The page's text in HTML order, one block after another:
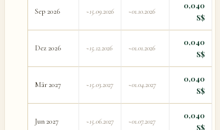
Sep 2026 ~15.09.2026 ~01.10.2026
0,040
S$
Dez 2026 ~15.12.2026 ~01.01.2026
0,040
S$
Mär 2027 ~15.03.2027 ~01.04.2027
0,040
S$
Jun 2027 ~15.06.2027 ~01.07.2027
0,040
S$